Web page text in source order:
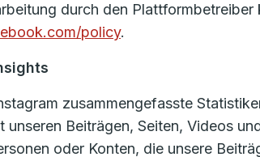
durch den
policy.
zusammengefasste
Beiträgen, Seiten, Videos
oder Konten, die unsere